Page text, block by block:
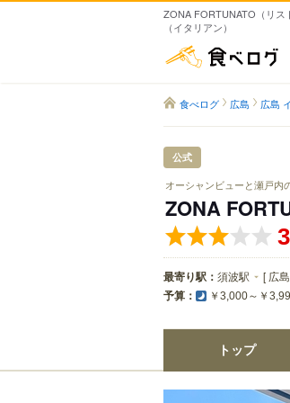
ZONA FORTUNATO（リ
（イタリアン）
食べログ 広島 広島
公式
オーシャンビューと瀬戸内
ZONA
最寄り駅： 須波駅 [ 広島
予算： ￥3,000～￥
トップ